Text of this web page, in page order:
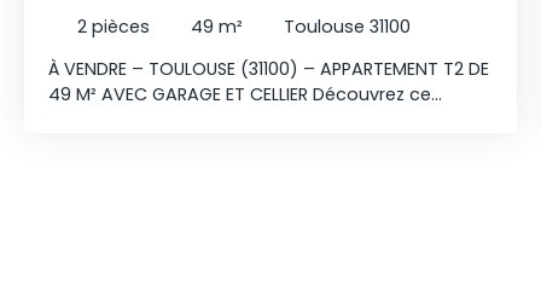
2 pièces 49 m²
Toulouse 31100
À VENDRE – TOULOUSE (31100) – APPARTEMENT T2 DE
49 M² AVEC GARAGE ET CELLIER Découvrez ce